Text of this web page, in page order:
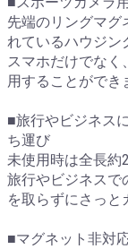
先端のリングマグ
れているハウジン
スマホだけでなく
用することができ
■旅行やビジネス
ち運び
未使用時は全長約
旅行やビジネスで
を取らずにさっと
■マグネット非対